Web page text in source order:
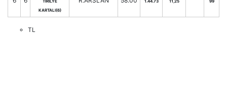
TİRİLYE
KARTALI(6)
1.44.73 11,25 99
TL